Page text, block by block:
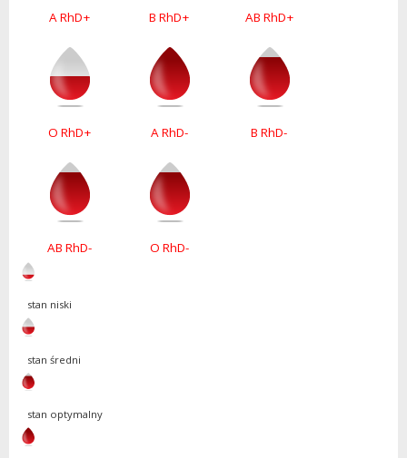
A RhD+ B RhD+ AB RhD+
O RhD+ A RhD- B RhD-
AB RhD- O RhD-
stan niski
stan średni
stan optymalny